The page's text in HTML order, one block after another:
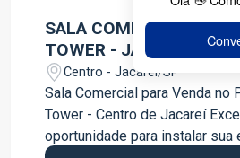
SALA COMERCIAL -
TOWER - JACAREÍ
Centro - Jacareí/SP
Sala Comercial para Venda no
Tower - Centro de Jacareí Excelente
oportunidade para instalar sua